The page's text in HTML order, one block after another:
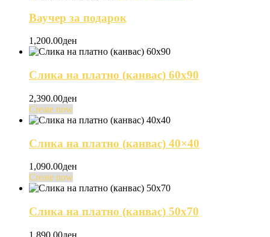
Ваучер за подарок
1,200.00ден
This
has
multiple
be
chosen
page
Слика на платно (канвас) 60х90
2,390.00ден
Create now
This
has
multiple
options
be
chosen
Слика на платно (канвас) 40×40
1,090.00ден
Create now
This
has
multiple
Слика на платно (канвас) 50х70
1,890.00ден